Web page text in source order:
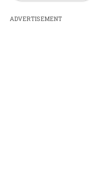
ADVERTISEMENT